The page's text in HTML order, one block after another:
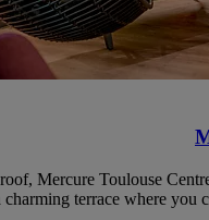
Mercure Toulouse
terrace where you